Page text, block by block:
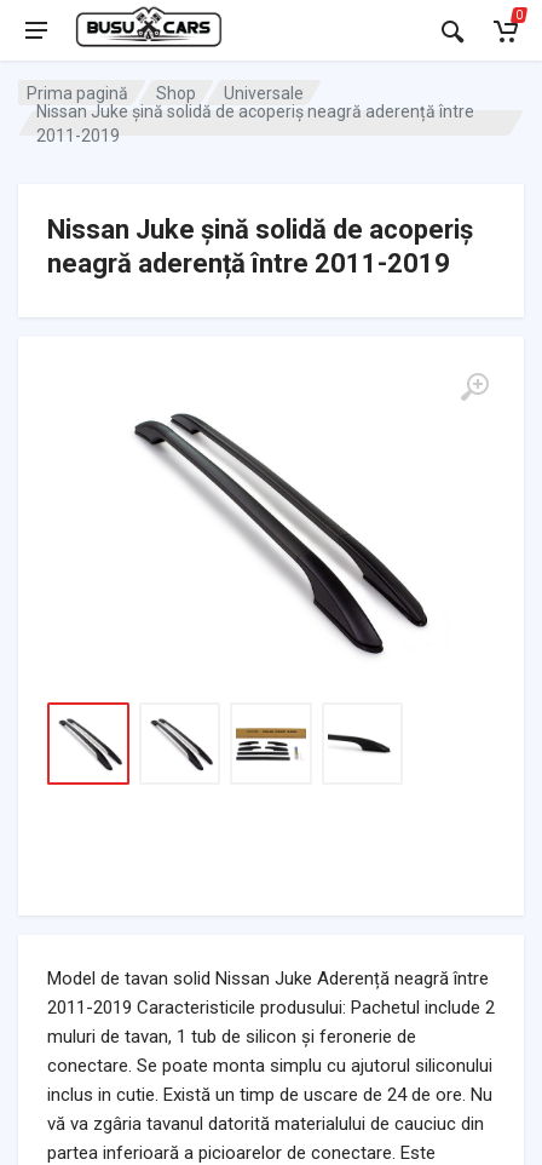
0
Prima pagină Shop
Universale
Nissan Juke șină solidă de acoperiș neagră aderență între
2011-2019
Nissan Juke șină solidă de acoperiș
neagră aderență între 2011-2019
Model de tavan solid Nissan Juke Aderență neagră între
2011-2019 Caracteristicile produsului: Pachetul include 2
muluri de tavan, 1 tub de silicon și feronerie de
conectare. Se poate monta simplu cu ajutorul siliconului
inclus in cutie. Există un timp de uscare de 24 de ore. Nu
vă va zgâria tavanul datorită materialului de cauciuc din
partea inferioară a picioarelor de conectare. Este